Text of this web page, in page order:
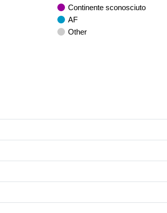
Continente sconosciuto
AF
Other